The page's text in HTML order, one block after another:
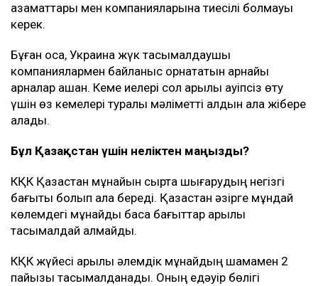
азаматтары мен компанияларына тиесілі болмауы
керек.
Бұған қоса, Украина жүк тасымалдаушы
компаниялармен байланыс орнататын арнайы
арналар ашқан. Кеме иелері сол арқылы қауіпсіз өту
үшін өз кемелері туралы мәліметті алдын ала жібере
алады.
Бұл Қазақстан үшін неліктен маңызды?
КҚК Қазақстан мұнайын сыртқа шығарудың негізгі
бағыты болып қала береді. Қазақстан әзірге мұндай
көлемдегі мұнайды басқа бағыттар арқылы
тасымалдай алмайды.
КҚК жүйесі арқылы әлемдік мұнайдың шамамен 2
пайызы тасымалданады. Оның едәуір бөлігі